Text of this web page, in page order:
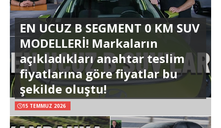
EN UCUZ B SEGMENT 0 KM SUV
MODELLERİ! Markaların
açıkladıkları anahtar teslim
fiyatlarına göre fiyatlar bu
şekilde oluştu!
15 TEMMUZ 2026